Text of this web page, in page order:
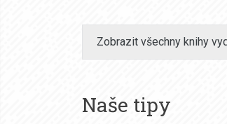
Zobrazit všechny knihy
Naše tipy